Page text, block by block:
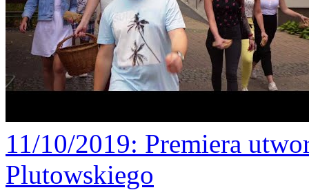
11/10/2019: Premiera
Plutowskiego